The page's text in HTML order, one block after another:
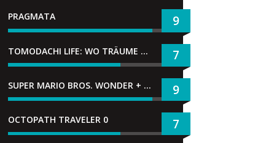
PRAGMATA 9
TOMODACHI LIFE: WO TRÄUME WAHR WERDEN 7
SUPER MARIO BROS. WONDER + GEMEINSAM IM BELLABEL-PARK 9
OCTOPATH TRAVELER 0 7